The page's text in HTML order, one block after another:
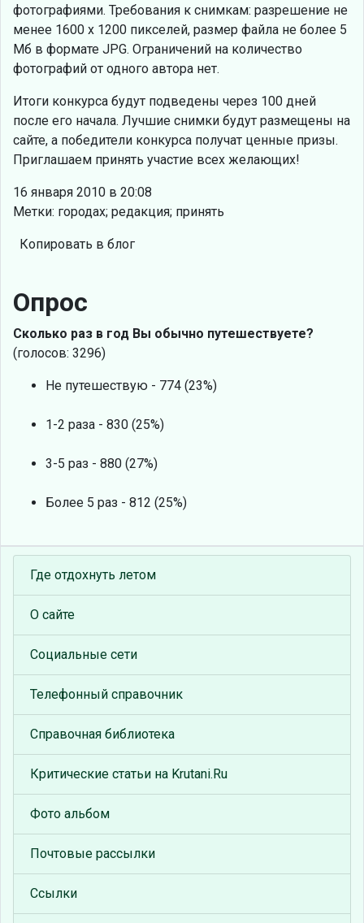
фотографиями. Требования к снимкам: разрешение не
менее 1600 х 1200 пикселей, размер файла не более 5
Мб в формате JPG. Ограничений на количество
фотографий от одного автора нет.
Итоги конкурса будут подведены через 100 дней
после его начала. Лучшие снимки будут размещены на
сайте, а победители конкурса получат ценные призы.
Приглашаем принять участие всех желающих!
16 января 2010 в 20:08
Метки: городах; редакция; принять
Копировать в блог
Опрос
Сколько раз в год Вы обычно путешествуете?
(голосов: 3296)
Не путешествую - 774 (23%)
1-2 раза - 830 (25%)
3-5 раз - 880 (27%)
Более 5 раз - 812 (25%)
Где отдохнуть летом
О сайте
Социальные сети
Телефонный справочник
Справочная библиотека
Критические статьи на Krutani.Ru
Фото альбом
Почтовые рассылки
Ссылки